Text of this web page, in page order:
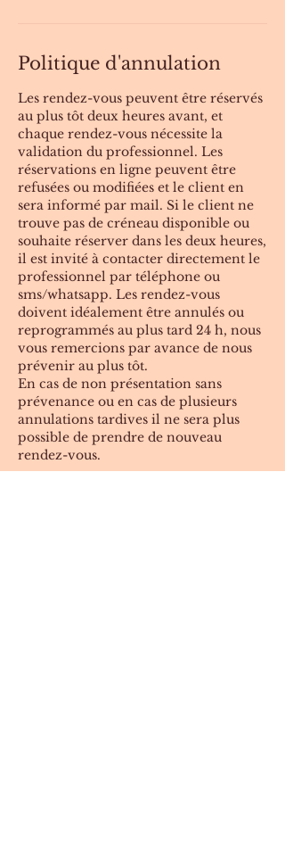
Politique d'annulation
Les rendez-vous peuvent être réservés
au plus tôt deux heures avant, et
chaque rendez-vous nécessite la
validation du professionnel. Les
réservations en ligne peuvent être
refusées ou modifiées et le client en
sera informé par mail. Si le client ne
trouve pas de créneau disponible ou
souhaite réserver dans les deux heures,
il est invité à contacter directement le
professionnel par téléphone ou
sms/whatsapp. Les rendez-vous
doivent idéalement être annulés ou
reprogrammés au plus tard 24 h, nous
vous remercions par avance de nous
prévenir au plus tôt.
En cas de non présentation sans
prévenance ou en cas de plusieurs
annulations tardives il ne sera plus
possible de prendre de nouveau
rendez-vous.